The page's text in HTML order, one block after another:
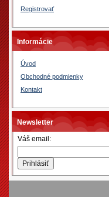
Registrovať
Informácie
Úvod
Obchodné podmienky
Kontakt
Newsletter
Váš email: